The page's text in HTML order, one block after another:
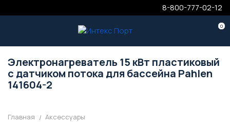
8-800-777-02-12
0
Электронагреватель 15 кВт пластиковый
с датчиком потока для бассейна Pahlen
141604-2
Главная
Аксессуары